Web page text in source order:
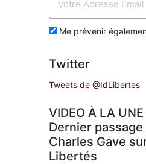
Me prévenir
Twitter
Tweets de @IdLibertes
VIDEO À LA UNE
Dernier passage
Charles Gave
Libertés